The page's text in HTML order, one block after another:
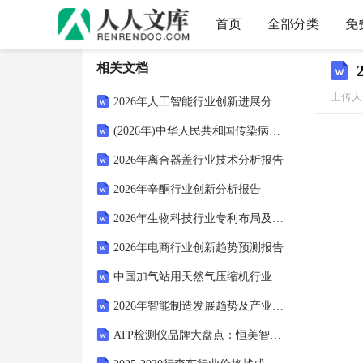
首页 全部分类 免
上传
相关文档
2026年人工智能行业创新进展分析报告
(2026年)中华人民共和国传染病防治法测试题及答案
2026年离合器盖行业技术分析报告
2026年辛酮行业创新分析报告
2026年生物科技行业专利布局及发展趋势报告
2026年电商行业创新趋势预测报告
中国加气站用天然气压缩机行业盈利模式分析及投资风险预警研究报告
2026年智能制造发展趋势及产业布局报告
ATP检测仪品牌大盘点：恒美智造微生物细菌检测仪与国际品牌对比